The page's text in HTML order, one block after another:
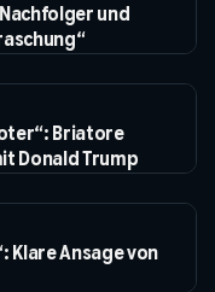
und
Briatore
Donald Trump
Klare Ansage von